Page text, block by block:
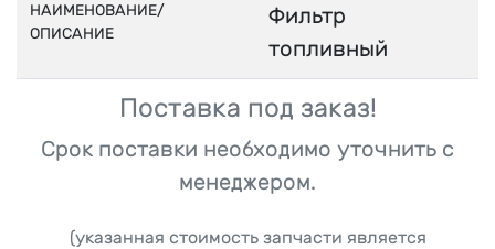
НАИМЕНОВАНИЕ/
ОПИСАНИЕ
Фильтр
топливный
Поставка под заказ!
Срок поставки необходимо уточнить с
менеджером.
(указанная стоимость запчасти является